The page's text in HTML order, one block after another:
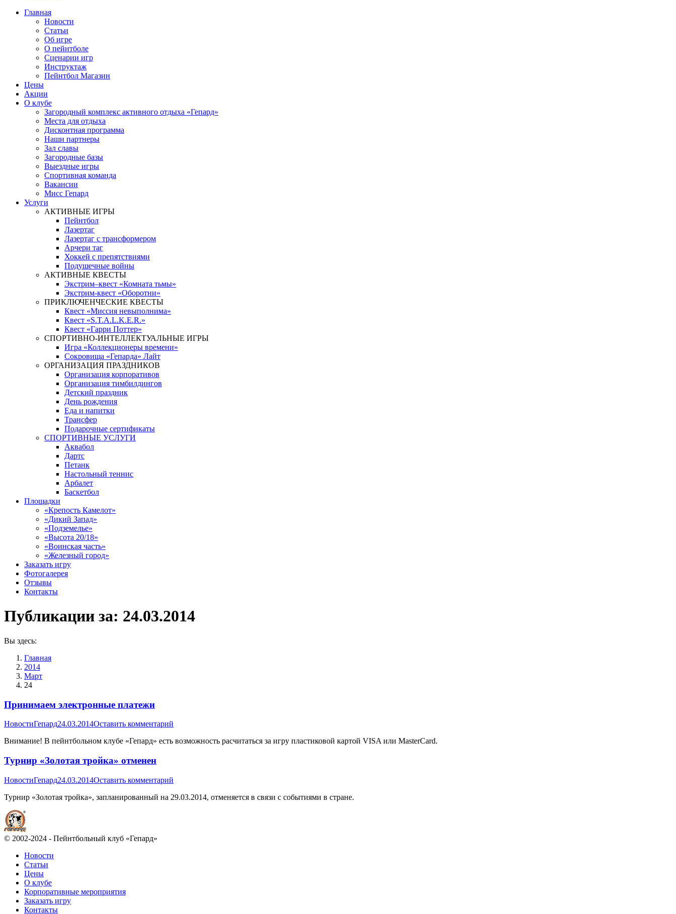
Главная
Новости
Статьи
Об игре
О пейнтболе
Сценарии игр
Инструктаж
Пейнтбол Магазин
Цены
Акции
О клубе
Загородный комплекс активного отдыха «Гепард»
Места для отдыха
Дисконтная программа
Наши партнеры
Зал славы
Загородные базы
Выездные игры
Спортивная команда
Вакансии
Мисс Гепард
Услуги
АКТИВНЫЕ ИГРЫ
Пейнтбол
Лазертаг
Лазертаг с трансформером
Арчери таг
Хоккей с препятствиями
Подушечные войны
АКТИВНЫЕ КВЕСТЫ
Экстрим–квест «Комната тьмы»
Экстрим-квест «Оборотни»
ПРИКЛЮЧЕНЧЕСКИЕ КВЕСТЫ
Квест «Миссия невыполнима»
Квест «S.T.A.L.K.E.R.»
Квест «Гарри Поттер»
СПОРТИВНО-ИНТЕЛЛЕКТУАЛЬНЫЕ ИГРЫ
Игра «Коллекционеры времени»
Сокровища «Гепарда» Лайт
ОРГАНИЗАЦИЯ ПРАЗДНИКОВ
Организация корпоративов
Организация тимбилдингов
Детский праздник
День рождения
Еда и напитки
Трансфер
Подарочные сертификаты
СПОРТИВНЫЕ УСЛУГИ
Аквабол
Дартс
Петанк
Настольный теннис
Арбалет
Баскетбол
Площадки
«Крепость Камелот»
«Дикий Запад»
«Подземелье»
«Высота 20/18»
«Воинская часть»
«Железный город»
Заказать игру
Фотогалерея
Отзывы
Контакты
Публикации за: 24.03.2014
Вы здесь:
Главная
2014
Март
24
Принимаем электронные платежи
НовостиГепард24.03.2014Оставить комментарий
Внимание! В пейнтбольном клубе «Гепард» есть возможность расчитаться за игру пластиковой картой VISA или MasterCard.
Турнир «Золотая тройка» отменен
НовостиГепард24.03.2014Оставить комментарий
Турнир «Золотая тройка», запланированный на 29.03.2014, отменяется в связи с событиями в стране.
© 2002-2024 - Пейнтбольный клуб «Гепард»
Новости
Статьи
Цены
О клубе
Корпоративные мероприятия
Заказать игру
Контакты